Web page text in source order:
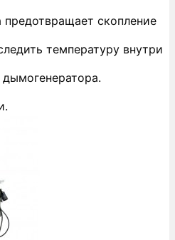
скопление
температуру внутри